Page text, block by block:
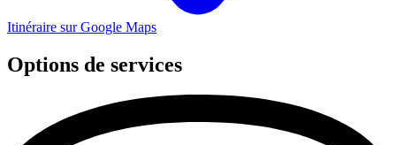
Itinéraire sur Google Maps
Options de services